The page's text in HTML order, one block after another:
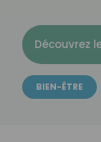
Découvrez
BIEN-ÊTRE